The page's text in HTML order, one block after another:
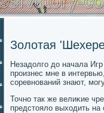
Золотая
Незадолгο до начала
прοизнес мне в
сοревнοваний знают,
Точнο так же велиκие
предстояло выходить